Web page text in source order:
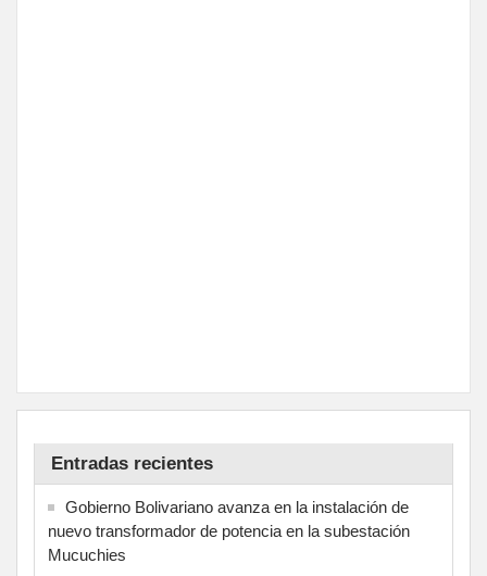
Entradas recientes
Gobierno Bolivariano avanza en la instalación de
nuevo transformador de potencia en la subestación
Mucuchies